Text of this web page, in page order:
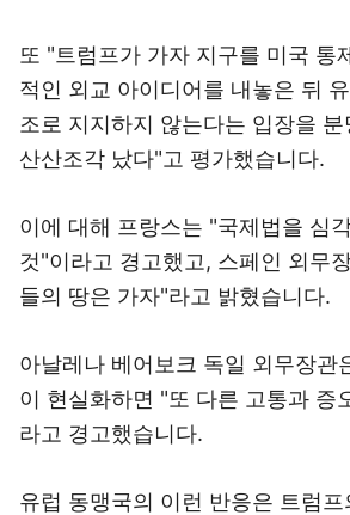
또 "트럼프가 가자 지구를 미국 통
적인 외교 아이디어를 내놓은 뒤
조로 지지하지 않는다는 입장을
산산조각 났다"고 평가했습니다.
이에 대해 프랑스는 "국제법을 심
것"이라고 경고했고, 스페인 외무
들의 땅은 가자"라고 밝혔습니다.
아날레나 베어보크 독일 외무장관
이 현실화하면 "또 다른 고통과 증
라고 경고했습니다.
유럽 동맹국의 이런 반응은 트럼